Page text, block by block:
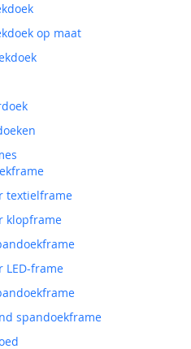
op maat
textielframe
klopframe
LED-frame
spandoekframe